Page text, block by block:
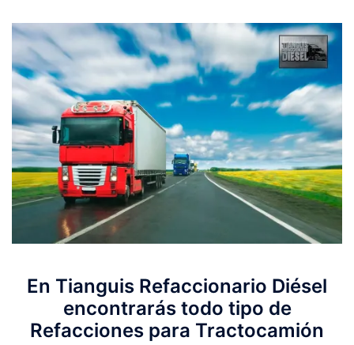
En Tianguis Refaccionario Diésel
encontrarás todo tipo de
Refacciones para Tractocamión